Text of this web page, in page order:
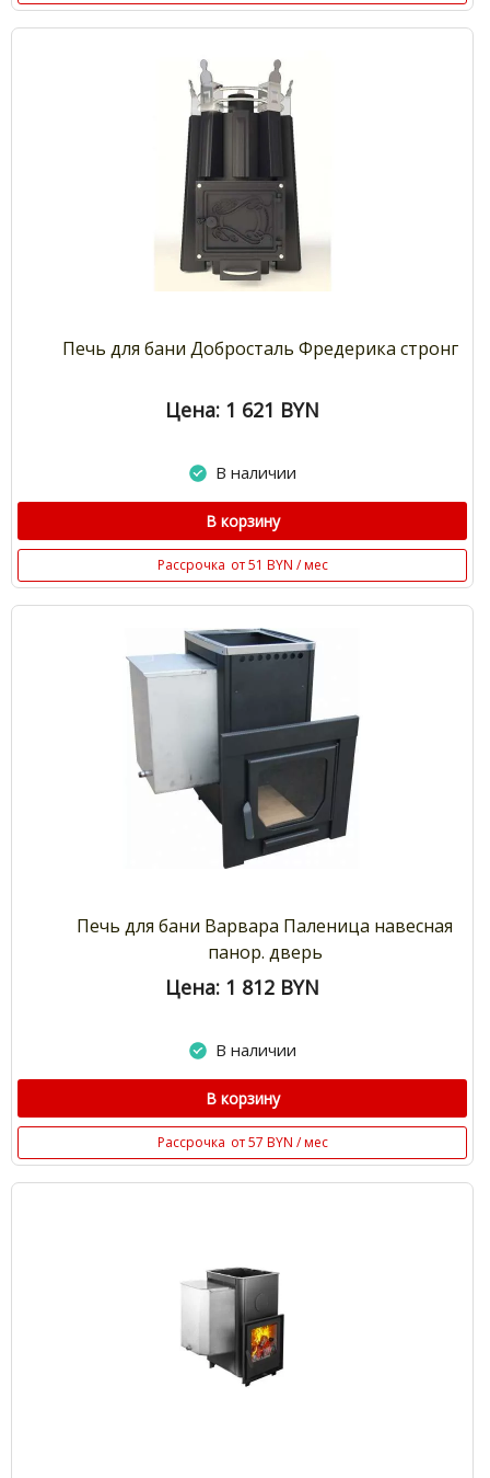
Печь для бани Добросталь Фредерика стронг
Цена: 1 621 BYN
В наличии
В корзину
Рассрочка от 51 BYN / мес
Печь для бани Варвара Паленица навесная
панор. дверь
Цена: 1 812 BYN
В наличии
В корзину
Рассрочка от 57 BYN / мес